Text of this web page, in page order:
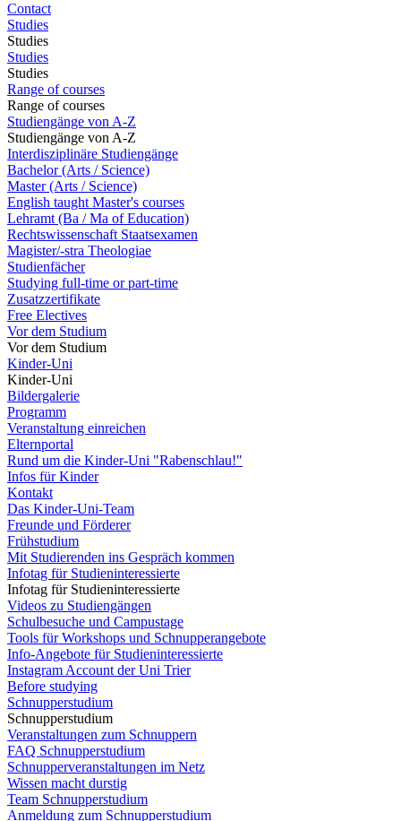
Contact
Studies
Studies
Studies
Studies
Range of courses
Range of courses
Studiengänge von A-Z
Studiengänge von A-Z
Interdisziplinäre Studiengänge
Bachelor (Arts / Science)
Master (Arts / Science)
English taught Master's courses
Lehramt (Ba / Ma of Education)
Rechtswissenschaft Staatsexamen
Magister/-stra Theologiae
Studienfächer
Studying full-time or part-time
Zusatzzertifikate
Free Electives
Vor dem Studium
Vor dem Studium
Kinder-Uni
Kinder-Uni
Bildergalerie
Programm
Veranstaltung einreichen
Elternportal
Rund um die Kinder-Uni "Rabenschlau!"
Infos für Kinder
Kontakt
Das Kinder-Uni-Team
Freunde und Förderer
Frühstudium
Mit Studierenden ins Gespräch kommen
Infotag für Studieninteressierte
Infotag für Studieninteressierte
Videos zu Studiengängen
Schulbesuche und Campustage
Tools für Workshops und Schnupperangebote
Info-Angebote für Studieninteressierte
Instagram Account der Uni Trier
Before studying
Schnupperstudium
Schnupperstudium
Veranstaltungen zum Schnuppern
FAQ Schnupperstudium
Schnupperveranstaltungen im Netz
Wissen macht durstig
Team Schnupperstudium
Anmeldung zum Schnupperstudium